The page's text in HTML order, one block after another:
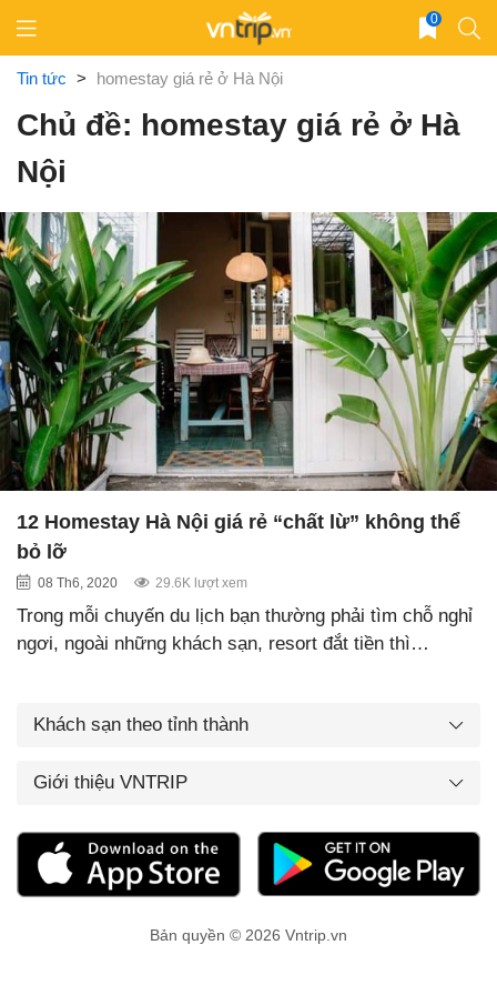
content
0
Tin tức > homestay giá rẻ ở Hà Nội
Chủ đề: homestay giá rẻ ở Hà
Nội
12 Homestay Hà Nội giá rẻ “chất lừ” không thể
bỏ lỡ
08 Th6, 2020 29.6K lượt xem
Trong mỗi chuyến du lịch bạn thường phải tìm chỗ nghỉ
ngơi, ngoài những khách sạn, resort đắt tiền thì…
Khách sạn theo tỉnh thành
Giới thiệu VNTRIP
Bản quyền © 2026 Vntrip.vn